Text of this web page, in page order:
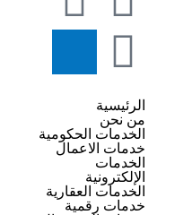
الرئيسية
من نحن
الخدمات الحكومية
خدمات الاعمال
الخدمات
الإلكترونية
الخدمات العقارية
خدمات رقمية